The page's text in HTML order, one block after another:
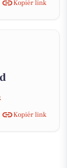
Kopiér link
Kopiér link